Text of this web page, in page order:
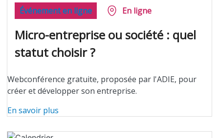
Micro-entreprise ou société : quel
statut choisir ?
Événement en ligne En ligne
Webconférence gratuite, proposée par l'ADIE, pour
créer et développer son entreprise.
En savoir plus